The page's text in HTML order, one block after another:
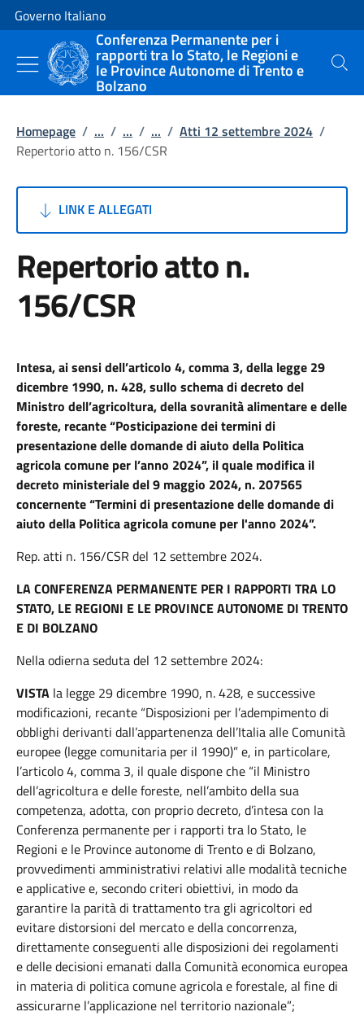
Vai al contenuto
Vai alla navigazione del sito
Governo Italiano
Conferenza Permanente per i
rapporti tra lo Stato, le Regioni e
le Province Autonome di Trento e
Bolzano
Cerca
Homepage / ... / ... / ... / Atti 12 settembre 2024 /
Repertorio atto n. 156/CSR
LINK E ALLEGATI
Repertorio atto n.
156/CSR
Intesa, ai sensi dell’articolo 4, comma 3, della legge 29
dicembre 1990, n. 428, sullo schema di decreto del
Ministro dell’agricoltura, della sovranità alimentare e delle
foreste, recante “Posticipazione dei termini di
presentazione delle domande di aiuto della Politica
agricola comune per l’anno 2024”, il quale modifica il
decreto ministeriale del 9 maggio 2024, n. 207565
concernente “Termini di presentazione delle domande di
aiuto della Politica agricola comune per l'anno 2024”.
Rep. atti n. 156/CSR del 12 settembre 2024.
LA CONFERENZA PERMANENTE PER I RAPPORTI TRA LO
STATO, LE REGIONI E LE PROVINCE AUTONOME DI TRENTO
E DI BOLZANO
Nella odierna seduta del 12 settembre 2024:
VISTA la legge 29 dicembre 1990, n. 428, e successive
modificazioni, recante “Disposizioni per l’adempimento di
obblighi derivanti dall’appartenenza dell’Italia alle Comunità
europee (legge comunitaria per il 1990)” e, in particolare,
l’articolo 4, comma 3, il quale dispone che “il Ministro
dell’agricoltura e delle foreste, nell’ambito della sua
competenza, adotta, con proprio decreto, d’intesa con la
Conferenza permanente per i rapporti tra lo Stato, le
Regioni e le Province autonome di Trento e di Bolzano,
provvedimenti amministrativi relativi alle modalità tecniche
e applicative e, secondo criteri obiettivi, in modo da
garantire la parità di trattamento tra gli agricoltori ed
evitare distorsioni del mercato e della concorrenza,
direttamente conseguenti alle disposizioni dei regolamenti
e delle decisioni emanati dalla Comunità economica europea
in materia di politica comune agricola e forestale, al fine di
assicurarne l’applicazione nel territorio nazionale”;